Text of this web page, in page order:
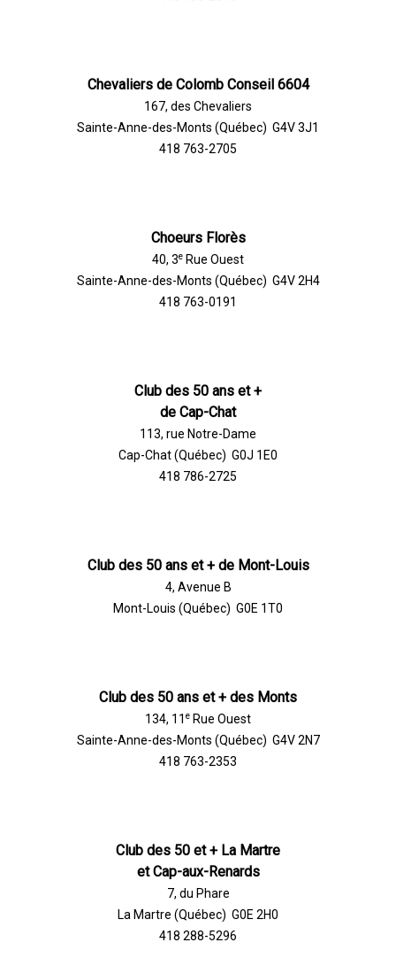
Chevaliers de Colomb Conseil 6604
167, des Chevaliers
Sainte-Anne-des-Monts (Québec) G4V 3J1
418 763-2705
Choeurs Florès
40, 3e Rue Ouest
Sainte-Anne-des-Monts (Québec) G4V 2H4
418 763-0191
Club des 50 ans et +
de Cap-Chat
113, rue Notre-Dame
Cap-Chat (Québec) G0J 1E0
418 786-2725
Club des 50 ans et + de Mont-Louis
4, Avenue B
Mont-Louis (Québec) G0E 1T0
Club des 50 ans et + des Monts
134, 11 e Rue Ouest
Sainte-Anne-des-Monts (Québec) G4V 2N7
418 763-2353
Club des 50 et + La Martre
et Cap-aux-Renards
7, du Phare
La Martre (Québec) G0E 2H0
418 288-5296